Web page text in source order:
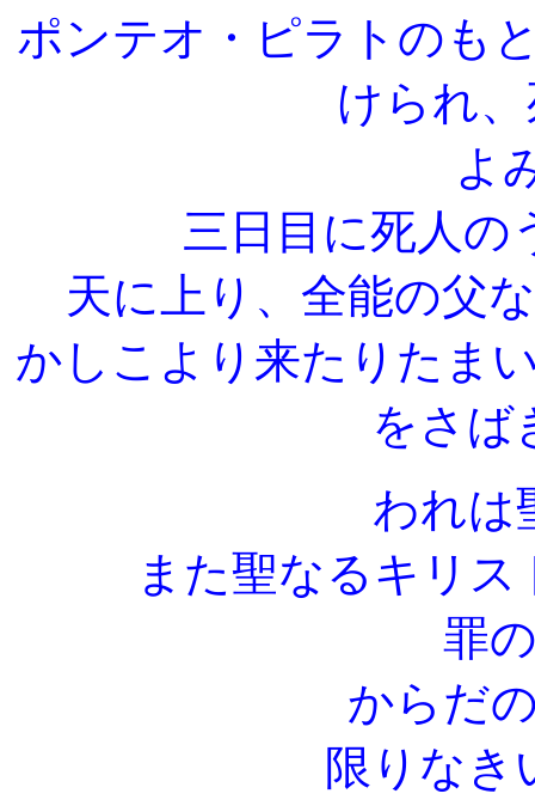
ポンテオ・ピラトのも
けられ
よ
三日目に死人の
天に上り、全能の父
かしこより来たりたま
をさば
われは
また聖なるキリ
罪
からだ
限りなき